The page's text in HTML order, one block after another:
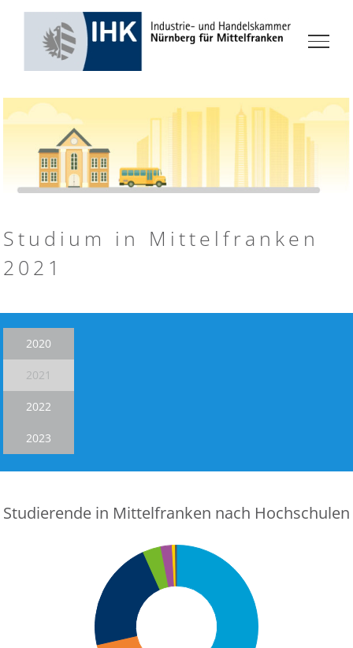
Zum
springen
Studium in Mittelfranken
2021
2020
2021
2022
2023
Studierende in Mittelfranken nach Hochschulen